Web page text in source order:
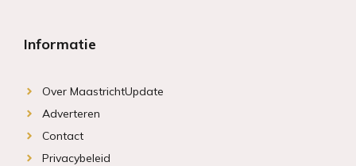
Informatie
Over MaastrichtUpdate
Adverteren
Contact
Privacybeleid